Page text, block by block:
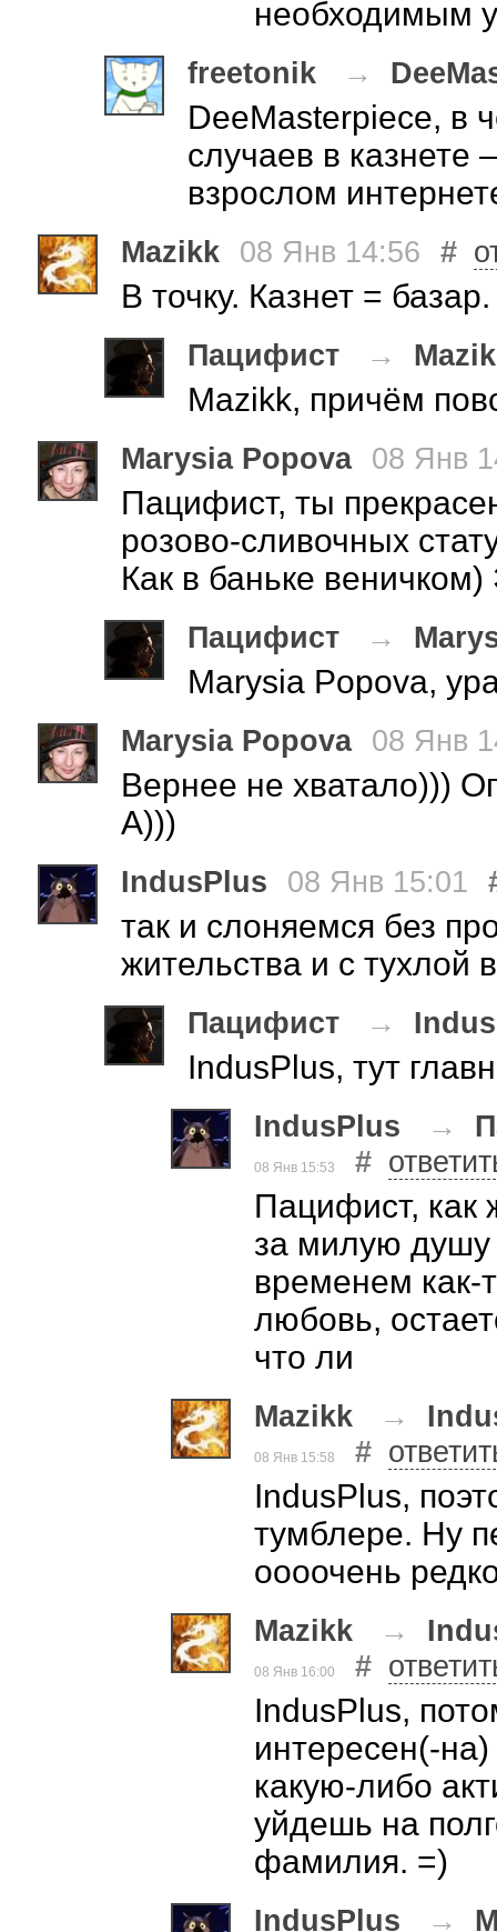
необходимым
freetonik →
DeeMasterpiece, в
случаев в казнете
взрослом
Mazikk 08 Янв 14:56 #
В точку. Казнет = базар.
Пацифист →
Mazikk, причём
Marysia Popova 08 Янв
Пацифист, ты
розово-сливочных
Как в баньке
Пацифист →
Marysia Popova,
Marysia Popova 08 Янв
Вернее не хватало)))
А)))
IndusPlus 08 Янв 15:01
так и слоняемся без
жительства и с тухлой
Пацифист →
IndusPlus, тут
IndusPlus →
08 Янв 15:53 #
Пацифист, как
за милую душу
временем
любовь,
что ли
Mazikk →
08 Янв 15:58 #
IndusPlus,
тумблере. Ну
оооочень
Mazikk →
08 Янв 16:00 #
IndusPlus,
интересен(-на)
какую-либо
уйдешь на
фамилия. =)
IndusPlus →